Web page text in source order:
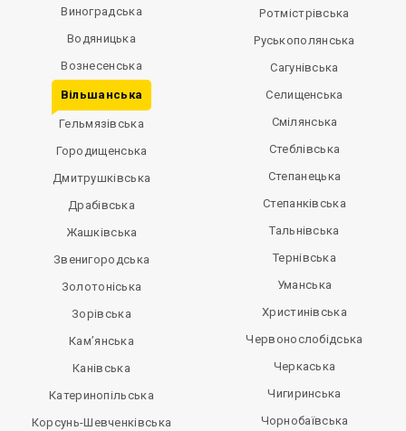
Виноградська
Водяницька
Вознесенська
Вільшанська
Гельмязівська
Городищенська
Дмитрушківська
Драбівська
Жашківська
Звенигородська
Золотоніська
Зорівська
Кам’янська
Канівська
Катеринопільська
Корсунь-Шевченківська
Ротмістрівська
Руськополянська
Сагунівська
Селищенська
Смілянська
Стеблівська
Степанецька
Степанківська
Тальнівська
Тернівська
Уманська
Христинівська
Червонослобідська
Черкаська
Чигиринська
Чорнобаївська